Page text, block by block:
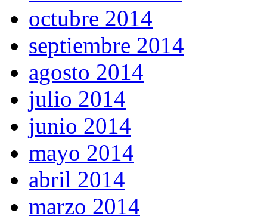
octubre 2014
septiembre 2014
agosto 2014
julio 2014
junio 2014
mayo 2014
abril 2014
marzo 2014